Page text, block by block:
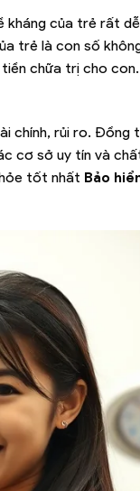
kháng của trẻ rất
trẻ là con số
chữa trị cho con.
chính, rủi ro. Đồng
cơ sở uy tín và
tốt nhất Bảo